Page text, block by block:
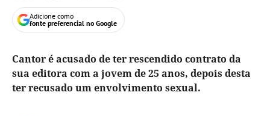
Adicione como
fonte preferencial no Google
Cantor é acusado de ter rescendido contrato da
sua editora com a jovem de 25 anos, depois desta
ter recusado um envolvimento sexual.